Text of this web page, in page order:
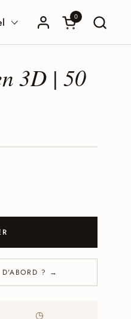
Ouvrir le panier
0
3D | 50
D'ABORD ? →
◷